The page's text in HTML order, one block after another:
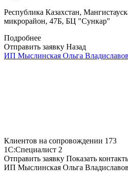
Республика Казахстан,
микрорайон, 47Б, БЦ "Сункар"
Подробнее
Отправить заявку Назад
ИП Мыслинская Ольга
Клиентов на сопровождении 173
1С:Специалист 2
Отправить заявку Показать
ИП Мыслинская Ольга